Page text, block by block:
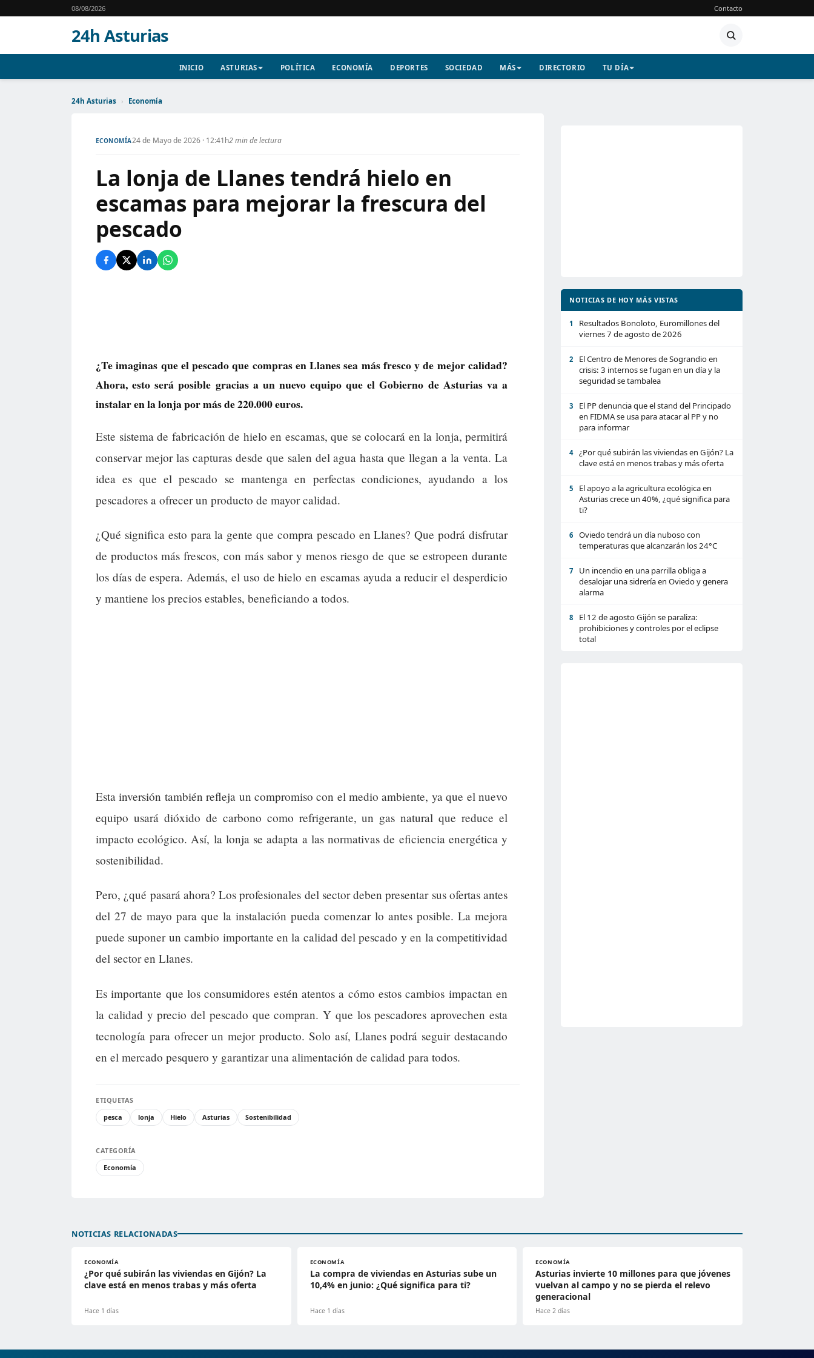
08/08/2026 Contacto
24h Asturias
INICIO ASTURIAS POLÍTICA ECONOMÍA DEPORTES SOCIEDAD MÁS DIRECTORIO TU DÍA
24h Asturias › Economía
ECONOMÍA24 de Mayo de 2026 · 12:41h2 min de lectura
La lonja de Llanes tendrá hielo en
escamas para mejorar la frescura del
pescado
¿Te imaginas que el pescado que compras en Llanes sea más fresco y de mejor calidad?
Ahora, esto será posible gracias a un nuevo equipo que el Gobierno de Asturias va a
instalar en la lonja por más de 220.000 euros.
Este sistema de fabricación de hielo en escamas, que se colocará en la lonja, permitirá
conservar mejor las capturas desde que salen del agua hasta que llegan a la venta. La
idea es que el pescado se mantenga en perfectas condiciones, ayudando a los
pescadores a ofrecer un producto de mayor calidad.
¿Qué significa esto para la gente que compra pescado en Llanes? Que podrá disfrutar
de productos más frescos, con más sabor y menos riesgo de que se estropeen durante
los días de espera. Además, el uso de hielo en escamas ayuda a reducir el desperdicio
y mantiene los precios estables, beneficiando a todos.
Esta inversión también refleja un compromiso con el medio ambiente, ya que el nuevo
equipo usará dióxido de carbono como refrigerante, un gas natural que reduce el
impacto ecológico. Así, la lonja se adapta a las normativas de eficiencia energética y
sostenibilidad.
Pero, ¿qué pasará ahora? Los profesionales del sector deben presentar sus ofertas antes
del 27 de mayo para que la instalación pueda comenzar lo antes posible. La mejora
puede suponer un cambio importante en la calidad del pescado y en la competitividad
del sector en Llanes.
Es importante que los consumidores estén atentos a cómo estos cambios impactan en
la calidad y precio del pescado que compran. Y que los pescadores aprovechen esta
tecnología para ofrecer un mejor producto. Solo así, Llanes podrá seguir destacando
en el mercado pesquero y garantizar una alimentación de calidad para todos.
ETIQUETAS
pesca
lonja Hielo Asturias Sostenibilidad
CATEGORÍA
Economía
NOTICIAS DE HOY MÁS VISTAS
1
Resultados Bonoloto, Euromillones del
viernes 7 de agosto de 2026
2
El Centro de Menores de Sograndio en
crisis: 3 internos se fugan en un día y la
seguridad se tambalea
3
El PP denuncia que el stand del Principado
en FIDMA se usa para atacar al PP y no
para informar
4
¿Por qué subirán las viviendas en Gijón? La
clave está en menos trabas y más oferta
5
El apoyo a la agricultura ecológica en
Asturias crece un 40%, ¿qué significa para
ti?
6
Oviedo tendrá un día nuboso con
temperaturas que alcanzarán los 24°C
7
Un incendio en una parrilla obliga a
desalojar una sidrería en Oviedo y genera
alarma
8
El 12 de agosto Gijón se paraliza:
prohibiciones y controles por el eclipse
total
NOTICIAS RELACIONADAS
ECONOMÍA
¿Por qué subirán las viviendas en Gijón? La
clave está en menos trabas y más oferta
Hace 1 días
ECONOMÍA
La compra de viviendas en Asturias sube un
10,4% en junio: ¿Qué significa para ti?
Hace 1 días
ECONOMÍA
Asturias invierte 10 millones para que jóvenes
vuelvan al campo y no se pierda el relevo
generacional
Hace 2 días